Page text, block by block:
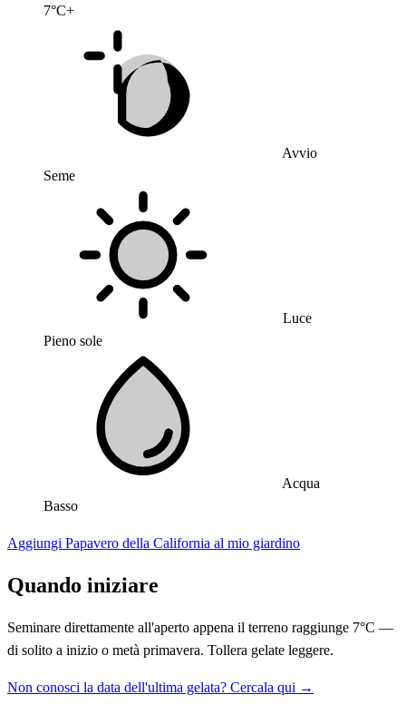
7°C+
Avvio
Seme
Luce
Pieno sole
Acqua
Basso
Aggiungi Papavero della California al mio giardino
Quando iniziare
Seminare direttamente all'aperto appena il terreno raggiunge 7°C —
di solito a inizio o metà primavera. Tollera gelate leggere.
Non conosci la data dell'ultima gelata? Cercala qui →